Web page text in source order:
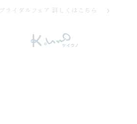
ブライダルフェア 詳しくはこちら